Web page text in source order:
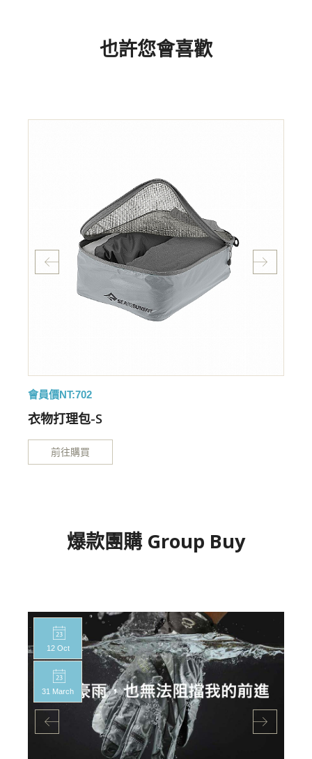
也許您會喜歡
會員價NT:702
衣物打理包-S
前往購買
爆款團購 Group Buy
12 Oct
31 March